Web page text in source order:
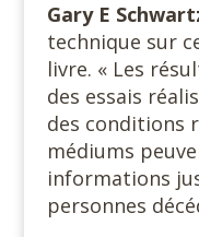
Gary E
technique sur
livre. « Les
des essais
des conditions
médiums
informations
personnes